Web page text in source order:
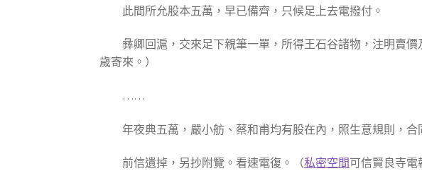
此間所允股本五萬，早已備齊，只候足上去電撥付。
彝卿回滬，交來足下親筆一單，所得王石谷諸物，注明賣
歲寄來。）
……
年夜典五萬，嚴小舫、蔡和甫均有股在內，照生意規則，
前信遺掉，另抄附覽。看速電復。（私密空間可信賢良寺電